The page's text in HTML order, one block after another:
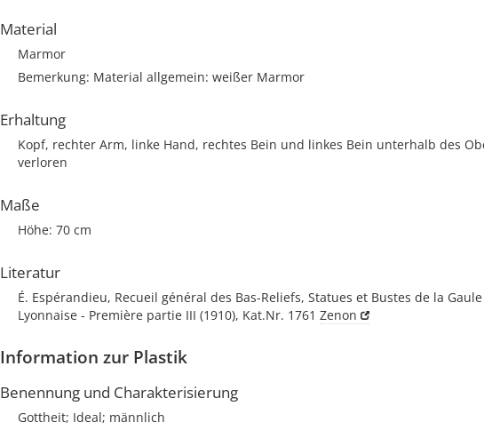
Material
Marmor
Bemerkung: Material allgemein: weißer Marmor
Erhaltung
Kopf, rechter Arm, linke Hand, rechtes Bein und linkes Bein unterhalb des
verloren
Maße
Höhe: 70 cm
Literatur
É. Espérandieu, Recueil général des Bas-Reliefs, Statues et Bustes de la
Lyonnaise - Première partie III (1910), Kat.Nr. 1761 Zenon
Information zur Plastik
Benennung und Charakterisierung
Gottheit; Ideal; männlich